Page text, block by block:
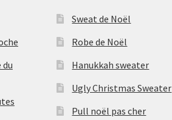
Sweat de Noël
Robe de Noël
Hanukkah sweater
Ugly Christmas Sweater
Pull noël pas cher